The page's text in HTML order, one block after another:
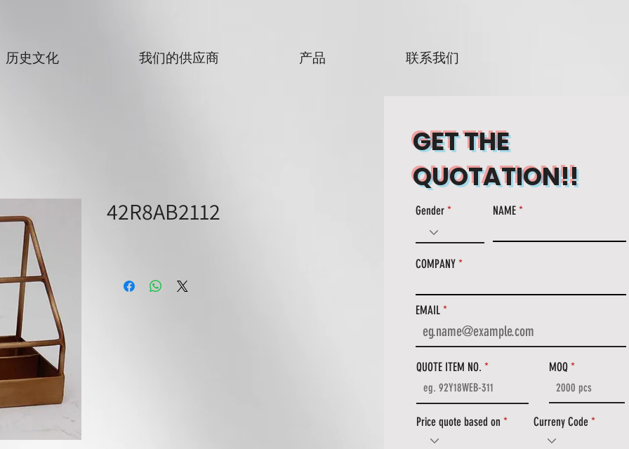
历史文化 我们的供应商 产品 联系我们
42R8AB2112
GET THE
QUOTATION!!
Gender NAME
COMPANY
EMAIL
QUOTE ITEM NO.
Price quote based on
MOQ
Curreny Code